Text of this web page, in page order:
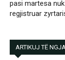
pasi martesa
regjistruar
ARTIKUJ TË